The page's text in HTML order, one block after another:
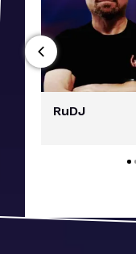
RuDJ